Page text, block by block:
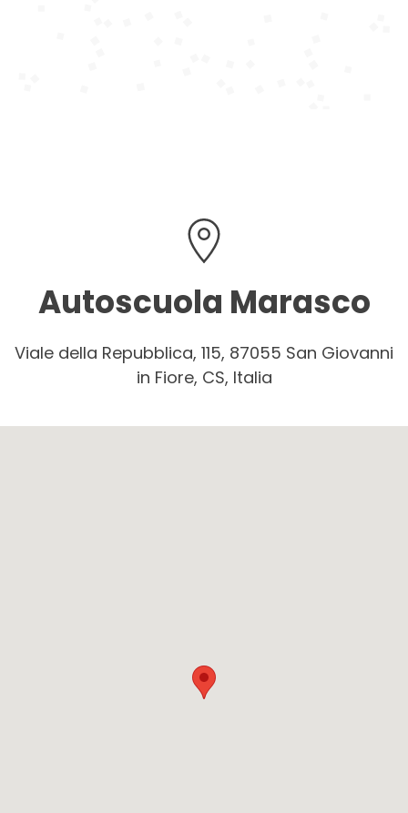
Autoscuola Marasco
Viale della Repubblica, 115, 87055 San Giovanni
in Fiore, CS, Italia